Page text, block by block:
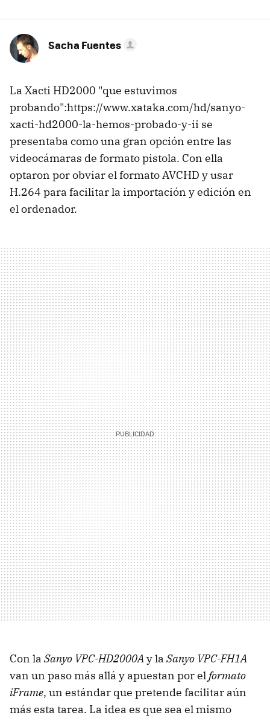
Sacha Fuentes
La Xacti HD2000 "que estuvimos
probando":https://www.xataka.com/hd/sanyo-
xacti-hd2000-la-hemos-probado-y-ii se
presentaba como una gran opción entre las
videocámaras de formato pistola. Con ella
optaron por obviar el formato AVCHD y usar
H.264 para facilitar la importación y edición en
el ordenador.
Con la Sanyo VPC-HD2000Ay la Sanyo VPC-FH1A
van un paso más allá y apuestan por elformato
iFrame, un estándar que pretende facilitar aún
más esta tarea. La idea es que sea el mismo